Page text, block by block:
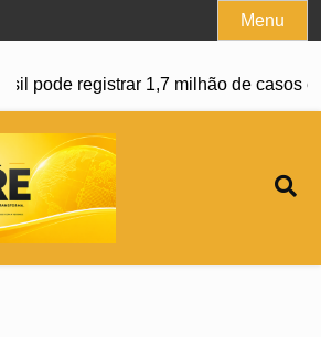
Menu
registrar 1,7 milhão de casos em